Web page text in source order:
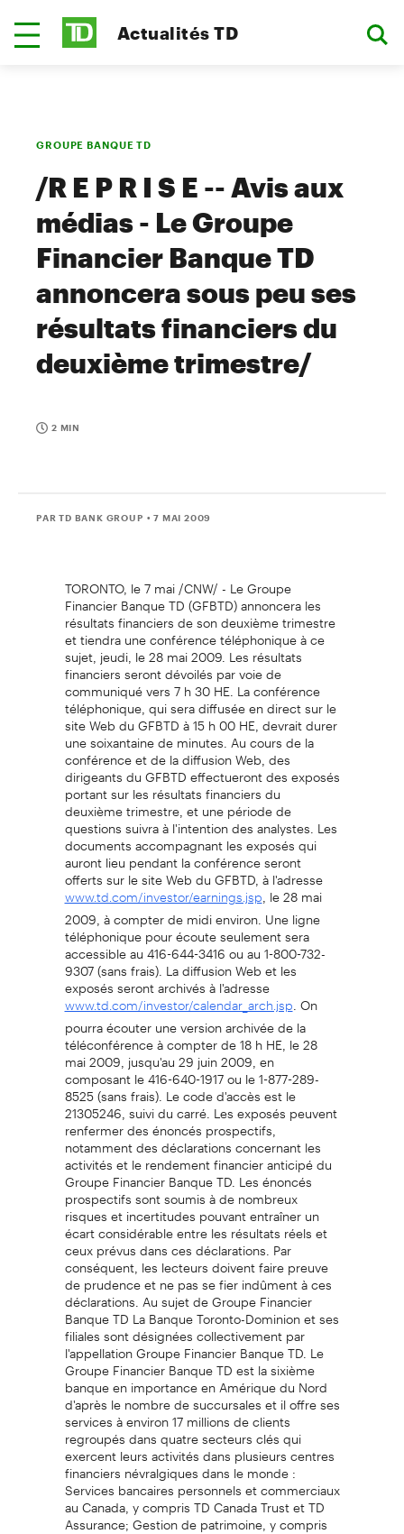
Actualités TD
GROUPE BANQUE TD
/R E P R I S E -- Avis aux
médias - Le Groupe
Financier Banque TD
annoncera sous peu ses
résultats financiers du
deuxième trimestre/
2 MIN
PAR TD BANK GROUP • 7 MAI 2009
TORONTO, le 7 mai /CNW/ - Le Groupe
Financier Banque TD (GFBTD) annoncera les
résultats financiers de son deuxième trimestre
et tiendra une conférence téléphonique à ce
sujet, jeudi, le 28 mai 2009. Les résultats
financiers seront dévoilés par voie de
communiqué vers 7 h 30 HE. La conférence
téléphonique, qui sera diffusée en direct sur le
site Web du GFBTD à 15 h 00 HE, devrait durer
une soixantaine de minutes. Au cours de la
conférence et de la diffusion Web, des
dirigeants du GFBTD effectueront des exposés
portant sur les résultats financiers du
deuxième trimestre, et une période de
questions suivra à l'intention des analystes. Les
documents accompagnant les exposés qui
auront lieu pendant la conférence seront
offerts sur le site Web du GFBTD, à l'adresse
www.td.com/investor/earnings.jsp, le 28 mai
2009, à compter de midi environ. Une ligne
téléphonique pour écoute seulement sera
accessible au 416-644-3416 ou au 1-800-732-
9307 (sans frais). La diffusion Web et les
exposés seront archivés à l'adresse
www.td.com/investor/calendar_arch.jsp . On
pourra écouter une version archivée de la
téléconférence à compter de 18 h HE, le 28
mai 2009, jusqu'au 29 juin 2009, en
composant le 416-640-1917 ou le 1-877-289-
8525 (sans frais). Le code d'accès est le
21305246, suivi du carré. Les exposés peuvent
renfermer des énoncés prospectifs,
notamment des déclarations concernant les
activités et le rendement financier anticipé du
Groupe Financier Banque TD. Les énoncés
prospectifs sont soumis à de nombreux
risques et incertitudes pouvant entraîner un
écart considérable entre les résultats réels et
ceux prévus dans ces déclarations. Par
conséquent, les lecteurs doivent faire preuve
de prudence et ne pas se fier indûment à ces
déclarations. Au sujet de Groupe Financier
Banque TD La Banque Toronto-Dominion et ses
filiales sont désignées collectivement par
l'appellation Groupe Financier Banque TD. Le
Groupe Financier Banque TD est la sixième
banque en importance en Amérique du Nord
d'après le nombre de succursales et il offre ses
services à environ 17 millions de clients
regroupés dans quatre secteurs clés qui
exercent leurs activités dans plusieurs centres
financiers névralgiques dans le monde :
Services bancaires personnels et commerciaux
au Canada, y compris TD Canada Trust et TD
Assurance; Gestion de patrimoine, y compris